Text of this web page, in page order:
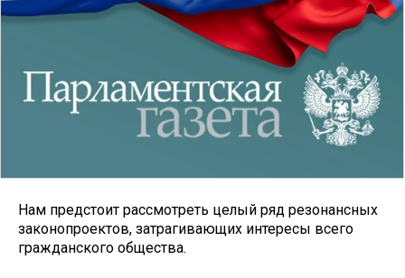
Нам предстоит рассмотреть целый ряд резонансных
законопроектов, затрагивающих интересы всего
гражданского общества.